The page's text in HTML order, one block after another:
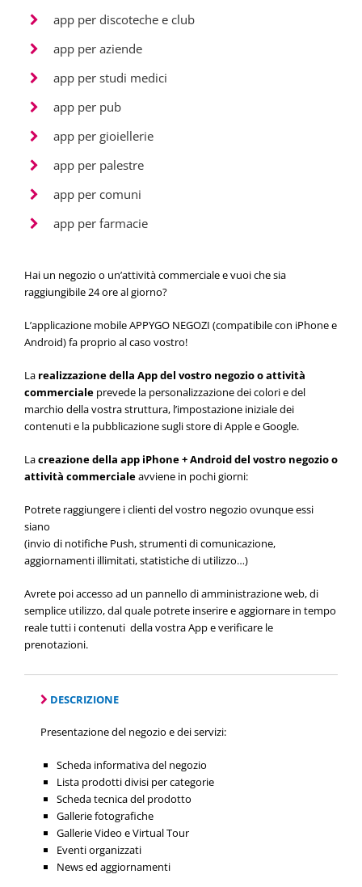
app per discoteche e club
app per aziende
app per studi medici
app per pub
app per gioiellerie
app per palestre
app per comuni
app per farmacie
Hai un negozio o un’attività commerciale e vuoi che sia
raggiungibile 24 ore al giorno?
L’applicazione mobile APPYGO NEGOZI (compatibile con iPhone e
Android) fa proprio al caso vostro!
La realizzazione della App del vostro negozio o attività
commerciale prevede la personalizzazione dei colori e del
marchio della vostra struttura, l’impostazione iniziale dei
contenuti e la pubblicazione sugli store di Apple e Google.
Lacreazione della app iPhone + Android del vostro negozio o
attività commercialeavviene in pochi giorni:
Potrete raggiungere i clienti del vostro negozio ovunque essi
siano
(invio di notifiche Push, strumenti di comunicazione,
aggiornamenti illimitati, statistiche di utilizzo…)
Avrete poi accesso ad un pannello di amministrazione web, di
semplice utilizzo, dal quale potrete inserire e aggiornare in tempo
reale tutti i contenuti della vostra App e verificare le
prenotazioni.
DESCRIZIONE
Presentazione del negozio e dei servizi:
Scheda informativa del negozio
Lista prodotti divisi per categorie
Scheda tecnica del prodotto
Gallerie fotografiche
Gallerie Video e Virtual Tour
Eventi organizzati
News ed aggiornamenti